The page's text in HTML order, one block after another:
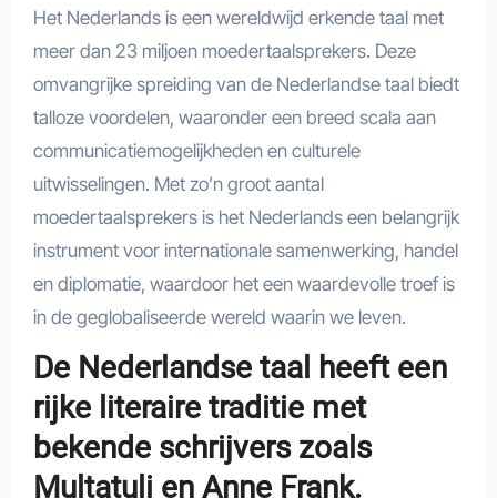
Het Nederlands is een wereldwijd erkende taal met
meer dan 23 miljoen moedertaalsprekers. Deze
omvangrijke spreiding van de Nederlandse taal biedt
talloze voordelen, waaronder een breed scala aan
communicatiemogelijkheden en culturele
uitwisselingen. Met zo’n groot aantal
moedertaalsprekers is het Nederlands een belangrijk
instrument voor internationale samenwerking, handel
en diplomatie, waardoor het een waardevolle troef is
in de geglobaliseerde wereld waarin we leven.
De Nederlandse taal heeft een
rijke literaire traditie met
bekende schrijvers zoals
Multatuli en Anne Frank.